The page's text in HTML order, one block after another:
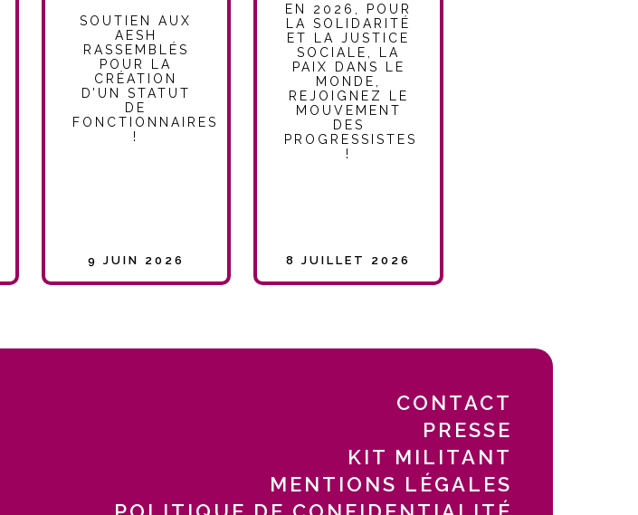
SOUTIEN AUX
AESH
RASSEMBLÉS
POUR LA
CRÉATION
D’UN STATUT
DE
FONCTIONNAIRES
!
9 JUIN 2026
EN 2026, POUR
LA SOLIDARITÉ
ET LA JUSTICE
SOCIALE, LA
PAIX DANS LE
MONDE,
REJOIGNEZ LE
MOUVEMENT
DES
PROGRESSISTES
!
8 JUILLET 2026
CONTACT
PRESSE
KIT MILITANT
MENTIONS LÉGALES